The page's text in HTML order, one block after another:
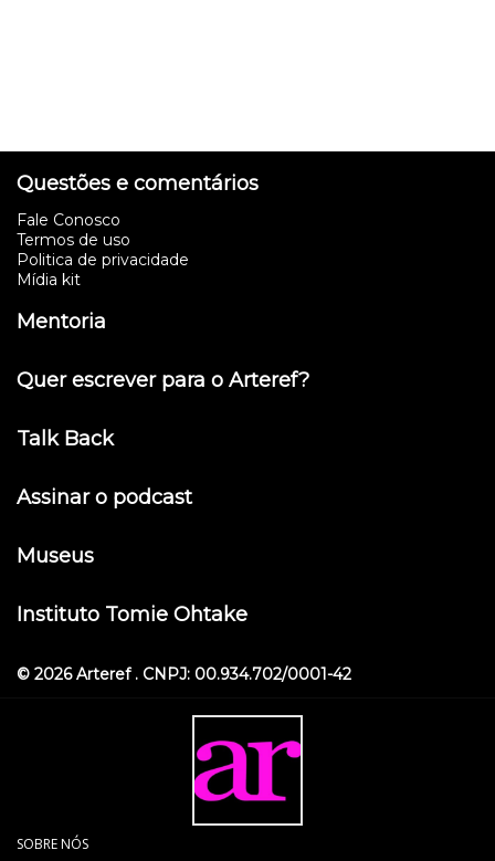
Questões e comentários
Fale Conosco
Termos de uso
Politica de privacidade
Mídia kit
Mentoria
Quer escrever para o Arteref?
Talk Back
Assinar o podcast
Museus
Instituto Tomie Ohtake
© 2026 Arteref . CNPJ: 00.934.702/0001-42
SOBRE NÓS